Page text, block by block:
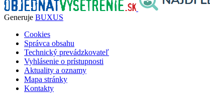
Generuje BUXUS
Cookies
Správca obsahu
Technický prevádzkovateľ
Vyhlásenie o prístupnosti
Aktuality a oznamy
Mapa stránky
Kontakty